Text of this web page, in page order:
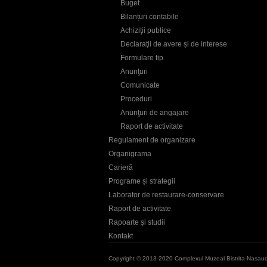
Buget
Bilanțuri contabile
Achiziţii publice
Declaraţii de avere și de interese
Formulare tip
Anunţuri
Comunicate
Proceduri
Anunţuri de angajare
Raport de activitate
Regulament de organizare
Organigrama
Carieră
Programe și strategii
Laborator de restaurare-conservare
Raport de activitate
Rapoarte și studii
Kontakt
Copyright © 2013-2020 Complexul Muzeal Bistrita-